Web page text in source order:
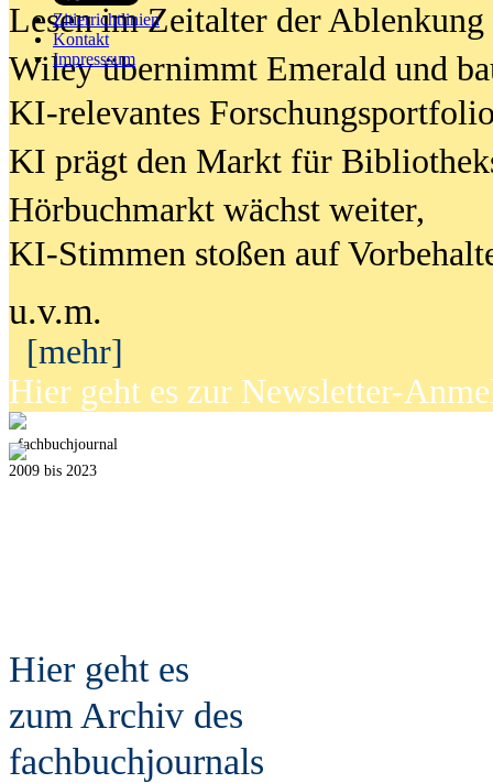
Zitierrichtlinien
Kontakt
Impresssum
Lesen im Zeitalter der Ablenkung
Wiley übernimmt Emerald und
KI-relevantes
KI prägt den Markt für
Hörbuchmarkt wächst weiter,
KI-Stimmen stoßen auf
u.v.m.
[mehr]
Hier geht es zur Newsletter-
fachbuchjournal
2009 bis 2023
Hier geht es
zum Archiv des
fachbuchjournals